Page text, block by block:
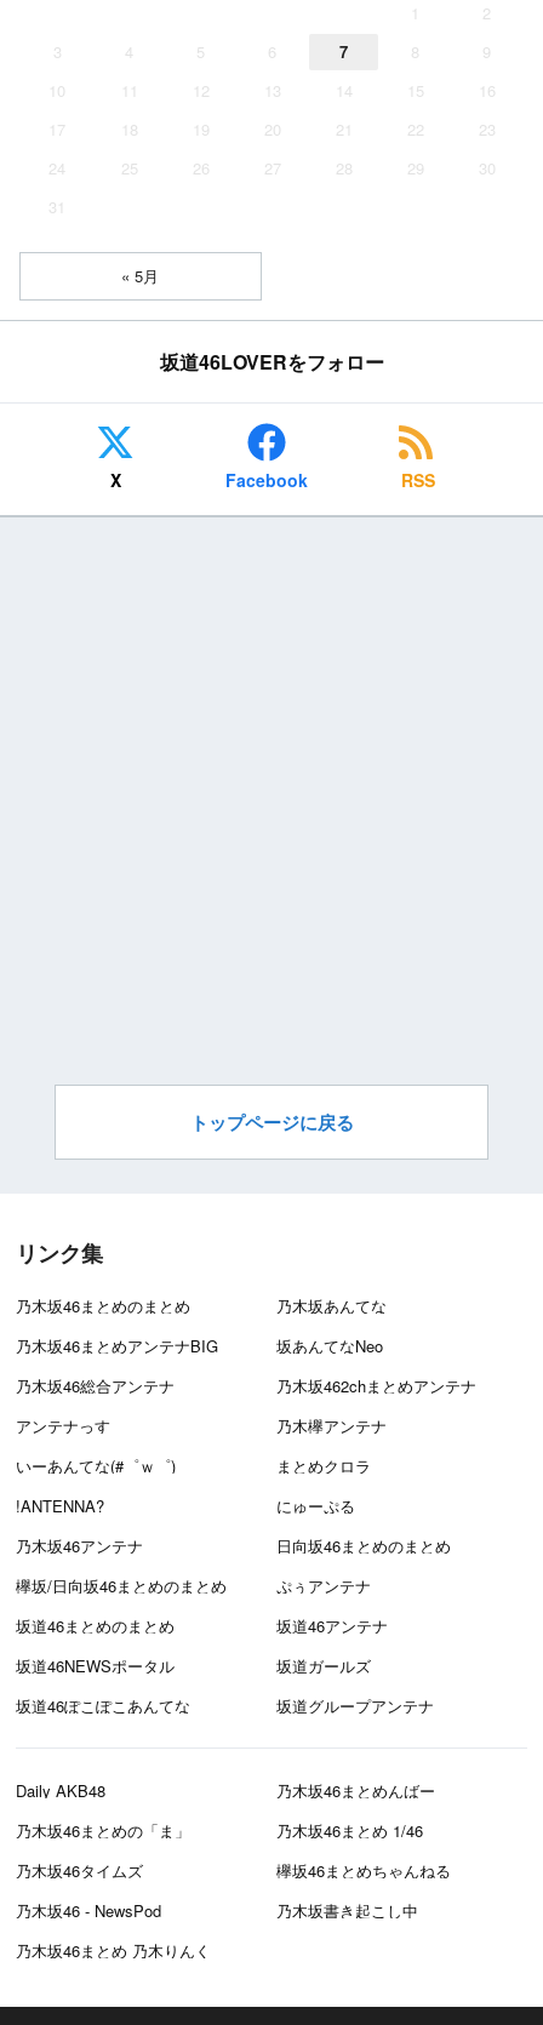
1
2
3
4 5 6 7 8
9
10
11 12 13 14 15
16
17
18 19 20 21 22
23
24
25 26 27 28 29
30
31
« 5月
坂道46LOVERをフォロー
X Facebook RSS
トップページに戻る
リンク集
乃木坂46まとめのまとめ
乃木坂あんてな
乃木坂46まとめアンテナBIG
坂あんてなNeo
乃木坂46総合アンテナ
乃木坂462chまとめアンテナ
アンテナっす
乃木欅アンテナ
いーあんてな(#゜ｗ゜)
まとめクロラ
!ANTENNA?
にゅーぷる
乃木坂46アンテナ
日向坂46まとめのまとめ
欅坂/日向坂46まとめのまとめ
ぷぅアンテナ
坂道46まとめのまとめ
坂道46アンテナ
坂道46NEWSポータル
坂道ガールズ
坂道46ぽこぽこあんてな
坂道グループアンテナ
Daily AKB48
乃木坂46まとめんばー
乃木坂46まとめの「ま」
乃木坂46まとめ 1/46
乃木坂46タイムズ
欅坂46まとめちゃんねる
乃木坂46 - NewsPod
乃木坂書き起こし中
乃木坂46まとめ 乃木りんく